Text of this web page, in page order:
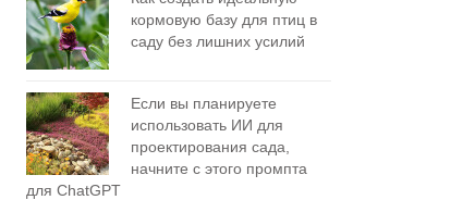
кормовую базу для птиц в
саду без лишних усилий
Если вы планируете
использовать ИИ для
проектирования сада,
начните с этого промпта
для ChatGPT